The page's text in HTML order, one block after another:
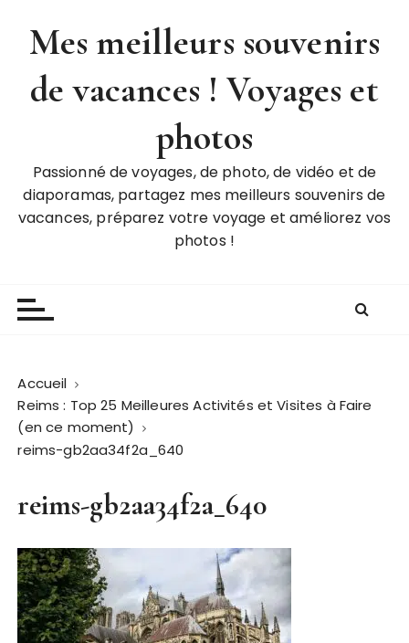
Mes meilleurs souvenirs
de vacances ! Voyages et
photos
Passionné de voyages, de photo, de vidéo et de
diaporamas, partagez mes meilleurs souvenirs de
vacances, préparez votre voyage et améliorez vos
photos !
Accueil
Reims : Top 25 Meilleures Activités et Visites à Faire
(en ce moment)
reims-gb2aa34f2a_640
reims-gb2aa34f2a_640